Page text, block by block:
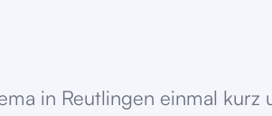
in Reutlingen einmal kurz